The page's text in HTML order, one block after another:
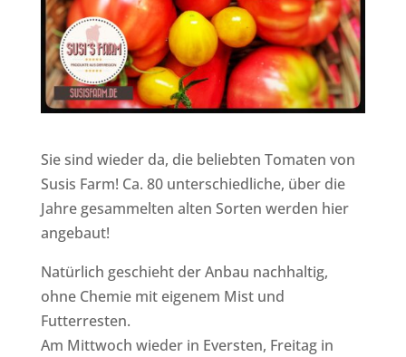
Sie sind wieder da, die beliebten Tomaten von
Susis Farm! Ca. 80 unterschiedliche, über die
Jahre gesammelten alten Sorten werden hier
angebaut!
Natürlich geschieht der Anbau nachhaltig,
ohne Chemie mit eigenem Mist und
Futterresten.
Am Mittwoch wieder in Eversten, Freitag in